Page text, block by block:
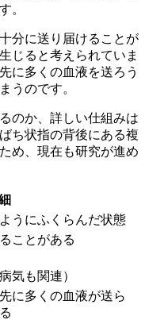
。
分に送り届けることが
じると考えられていま
に多くの血液を送ろう
うのです。
のか、詳しい仕組みは
ち状指の背後にある複
め、現在も研究が進め
うにふくらんだ状態
ことがある
気も関連）
に多くの血液が送ら